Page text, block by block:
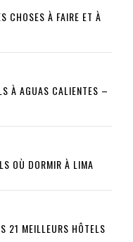
CHOSES À FAIRE ET À
À AGUAS CALIENTES –
OÙ DORMIR À LIMA
21 MEILLEURS HÔTELS